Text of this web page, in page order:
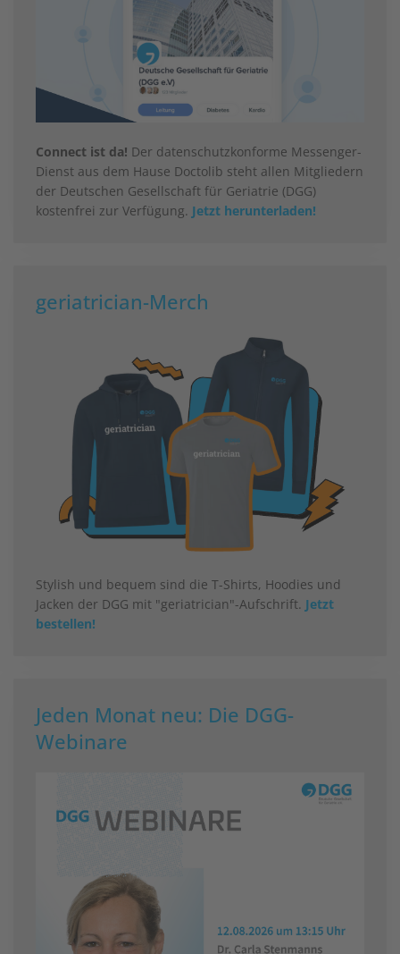
Connect ist da! Der datenschutzkonforme Messenger-
Dienst aus dem Hause Doctolib steht allen Mitgliedern
der Deutschen Gesellschaft für Geriatrie (DGG)
kostenfrei zur Verfügung. Jetzt herunterladen!
geriatrician-Merch
Stylish und bequem sind die T-Shirts, Hoodies und
Jacken der DGG mit "geriatrician"-Aufschrift. Jetzt
bestellen!
Jeden Monat neu: Die DGG-
Webinare